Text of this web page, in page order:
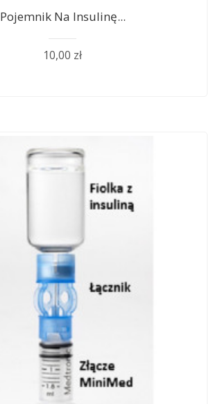
Pojemnik Na Insulinę...
10,00 zł